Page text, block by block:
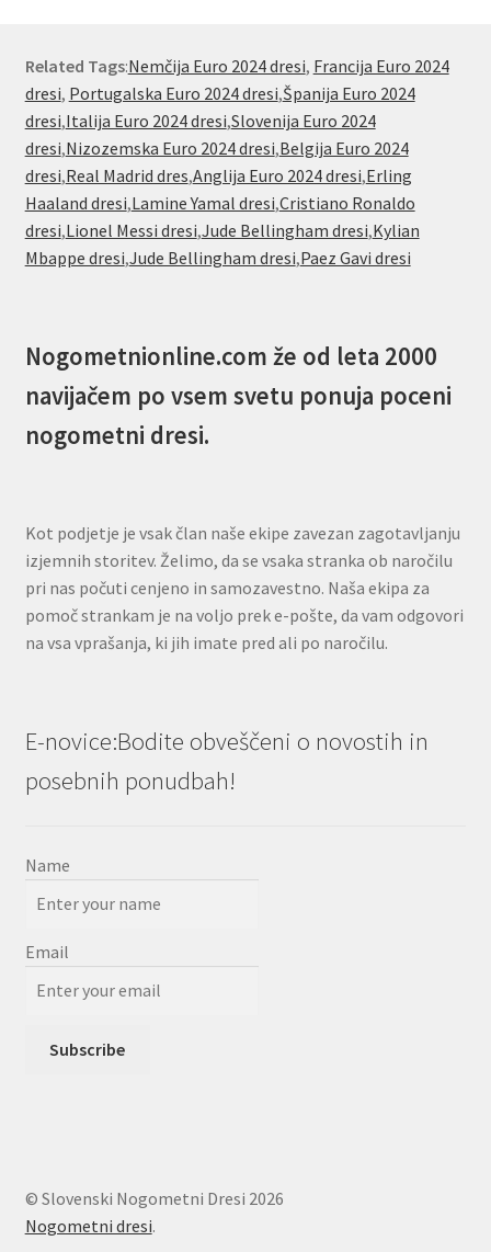
Related Tags:Nemčija Euro 2024 dresi, Francija Euro 2024
dresi, Portugalska Euro 2024 dresi,Španija Euro 2024
dresi,Italija Euro 2024 dresi,Slovenija Euro 2024
dresi,Nizozemska Euro 2024 dresi,Belgija Euro 2024
dresi,Real Madrid dres,Anglija Euro 2024 dresi,Erling
Haaland dresi,Lamine Yamal dresi,Cristiano Ronaldo
dresi,Lionel Messi dresi,Jude Bellingham dresi,Kylian
Mbappe dresi,Jude Bellingham dresi,Paez Gavi dresi
Nogometnionline.com že od leta 2000
navijačem po vsem svetu ponuja poceni
nogometni dresi.
Kot podjetje je vsak član naše ekipe zavezan zagotavljanju
izjemnih storitev. Želimo, da se vsaka stranka ob naročilu
pri nas počuti cenjeno in samozavestno. Naša ekipa za
pomoč strankam je na voljo prek e-pošte, da vam odgovori
na vsa vprašanja, ki jih imate pred ali po naročilu.
E-novice:Bodite obveščeni o novostih in
posebnih ponudbah!
Name
Email
© Slovenski Nogometni Dresi 2026
Nogometni dresi.